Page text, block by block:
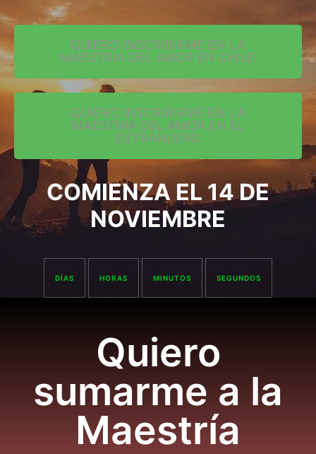
QUIERO INSCRIBIRME EN LA
MAESTRIA DEL AMOR EN CHILE
QUIERO INSCRIBIRME EN LA
MAESTRIA DEL AMOR EN EL
EXTRANJERO
COMIENZA EL 14 DE
NOVIEMBRE
DÍAS HORAS MINUTOS SEGUNDOS
Quiero
sumarme a la
Maestría